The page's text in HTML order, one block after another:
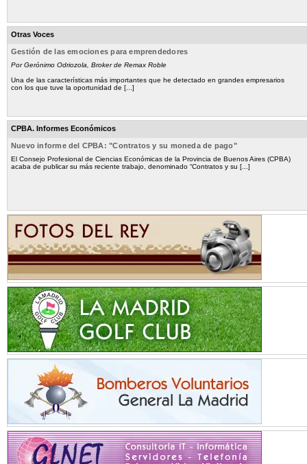
Otras Voces
Gestión de las emociones para emprendedores
Por Gerónimo Odriozola, Broker de Remax Roble
Una de las características más importantes que he detectado en grandes empresarios
con los que tuve la oportunidad de [...]
CPBA. Informes Económicos
Nuevo informe del CPBA: "Contratos y su moneda de pago"
El Consejo Profesional de Ciencias Económicas de la Provincia de Buenos Aires (CPBA)
acaba de publicar su más reciente trabajo, denominado “Contratos y su [...]